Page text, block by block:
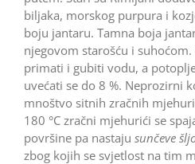
biljaka, morskog purpura i
boju jantaru. Tamna boja
njegovom starošću i
primati i gubiti vodu, a
uvećati se do 8 %. Neprozirni
mnoštvo sitnih zračnih
180 °C zračni mjehurići se
površine pa nastaju sunčeve
zbog kojih se svjetlost na tim